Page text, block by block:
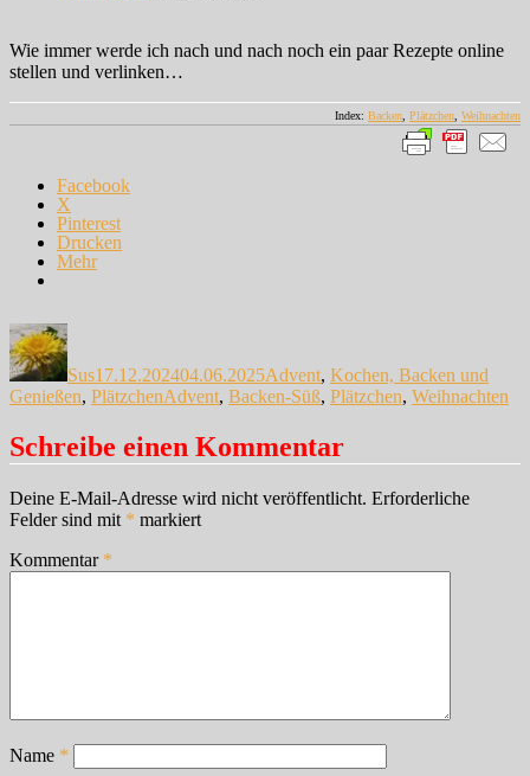
Wie immer werde ich nach und nach noch ein paar Rezepte online
stellen und verlinken…
Index: Backen Plätzchen Weihnachten
Facebook
X
Pinterest
Drucken
Mehr
Autor
Sus17.12.202404.06.2025Advent, Kochen, Backen und
Genießen, PlätzchenSchlagwörter
Advent, Backen-Süß, Plätzchen, Weihnachten
Schreibe einen Kommentar
Deine E-Mail-Adresse wird nicht veröffentlicht. Erforderliche
Felder sind mit * markiert
Kommentar *
Name *